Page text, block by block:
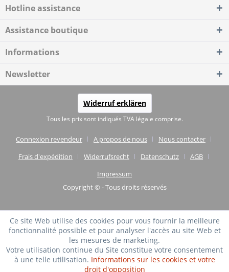
Hotline assistance
Assistance boutique
Informations
Newsletter
Widerruf erklären
Tous les prix sont indiqués TVA légale comprise.
Connexion revendeur A propos de nous
Nous contacter
Frais d'expédition
Widerrufsrecht Datenschutz
AGB
Impressum
Copyright © - Tous droits réservés
Ce site Web utilise des cookies pour vous fournir la meilleure
fonctionnalité possible et pour analyser l'accès au site Web et
les mesures de marketing.
Votre utilisation continue du Site constitue votre consentement
à une telle utilisation. Informations sur les cookies et votre
droit d'opposition